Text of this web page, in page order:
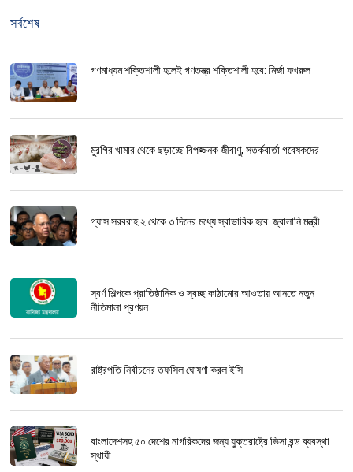
সর্বশেষ
গণমাধ্যম শক্তিশালী হলেই গণতন্ত্র শক্তিশালী হবে: মির্জা ফখরুল
মুরগির খামার থেকে ছড়াচ্ছে বিপজ্জনক জীবাণু, সতর্কবার্তা গবেষকদের
গ্যাস সরবরাহ ২ থেকে ৩ দিনের মধ্যে স্বাভাবিক হবে: জ্বালানি মন্ত্রী
স্বর্ণ শিল্পকে প্রাতিষ্ঠানিক ও স্বচ্ছ কাঠামোর আওতায় আনতে নতুন
নীতিমালা প্রণয়ন
রাষ্ট্রপতি নির্বাচনের তফসিল ঘোষণা করল ইসি
বাংলাদেশসহ ৫০ দেশের নাগরিকদের জন্য যুক্তরাষ্ট্রে ভিসা বন্ড ব্যবস্থা
স্থায়ী